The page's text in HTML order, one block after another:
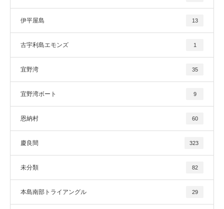
伊平屋島 13
古宇利島エモンズ 1
宜野湾 35
宜野湾ボート 9
恩納村 60
慶良間 323
未分類 82
本島南部トライアングル 29